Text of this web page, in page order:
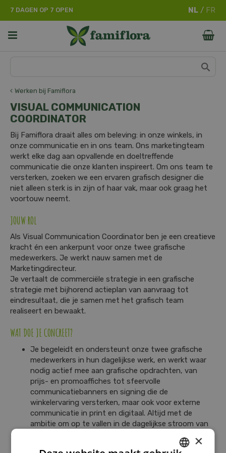
Werken bij Famiflora
7 DAGEN OP 7 OPEN
VISUAL COMMUNICATION
COORDINATOR
Bij Famiflora draait alles om beleving: in onze winkels, in
onze communicatie en in ons team. Ons marketingteam
werkt elke dag aan opvallende en doeltreffende
communicatie die onze klanten inspireert. Om ons team te
versterken, zoeken we een ervaren grafisch designer die
niet alleen sterk is in zijn of haar vak, maar ook graag het
voortouw neemt.
JOUW ROL
Als Visual Communication Coordinator ben je een creatieve
kracht én een ankerpunt voor onze twee grafische
medewerkers. Je werkt nauw samen met de
Marketingdirecteur.
Je vertaalt de commerciële strategie in een grafische
strategie met bijhorend actieplan van aanvraag tot
eindresultaat, die je samen met het grafisch team
realiseert en bewaakt.
WAT DOE JE CONCREET?
Je begeleidt en ondersteunt onze twee grafische
medewerkers in hun dagelijkse werk, en werkt waar
nodig actief mee aan grafische opdrachten, van
prijs- en promoaffiches tot sfeervolle
communicatiebanners en signing die de
winkelervaring versterken, maar ook voor externe
communicatie in print en digitaal. Altijd met de
ambitie om op te vallen in de dagelijkse stroom van
×